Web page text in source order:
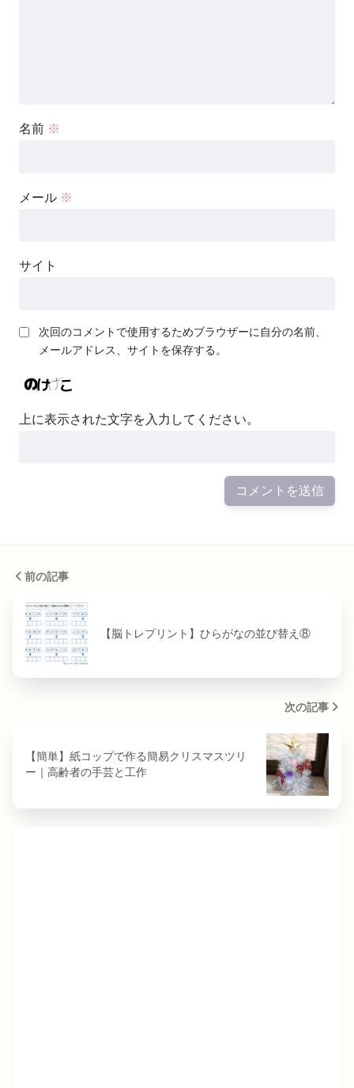
名前 ※
メール ※
サイト
次回のコメントで使用するためブラウザーに自分の名前、
メールアドレス、サイトを保存する。
上に表示された文字を入力してください。
前の記事
【脳トレプリント】ひらがなの並び替え⑧
次の記事
【簡単】紙コップで作る簡易クリスマスツリ
ー｜高齢者の手芸と工作